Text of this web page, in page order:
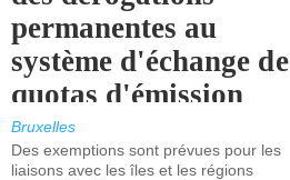
permanentes au
système d'échange de
quotas d'émission
maritimes de l'UE
après 2030.
Bruxelles
Des exemptions sont prévues pour les
liaisons avec les îles et les régions